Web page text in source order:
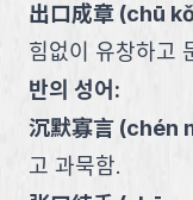
出口成章 (chū
힘없이 유창하고
반의 성어:
沉默寡言 (chén
고 과묵함.